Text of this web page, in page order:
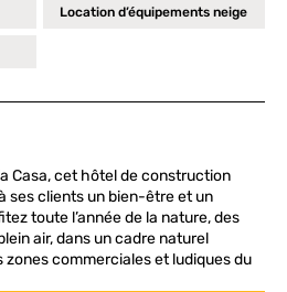
Location d’équipements neige
Casa, cet hôtel de construction
ses clients un bien-être et un
toute l’année de la nature, des
air, dans un cadre naturel
zones commerciales et ludiques du